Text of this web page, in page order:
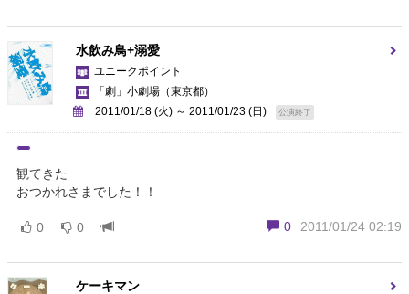
水飲み鳥+溺愛
ユニークポイント
「劇」小劇場 （東京都）
2011/01/18 (火) ～ 2011/01/23 (日)
公演終了
観てきた
おつかれさまでした！！
0 2011/01/24 02:19
0 0
ケーキマン